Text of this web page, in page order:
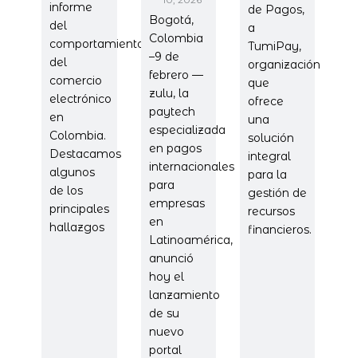
informe
del
comportamiento
del
comercio
electrónico
en
Colombia.
Destacamos
algunos
de los
principales
hallazgos
Bogotá,
Colombia
–9 de
febrero —
zulu, la
paytech
especializada
en pagos
internacionales
para
empresas
en
Latinoamérica,
anunció
hoy el
lanzamiento
de su
nuevo
portal
de Pagos,
a
TumiPay,
organización
que
ofrece
una
solución
integral
para la
gestión de
recursos
financieros.